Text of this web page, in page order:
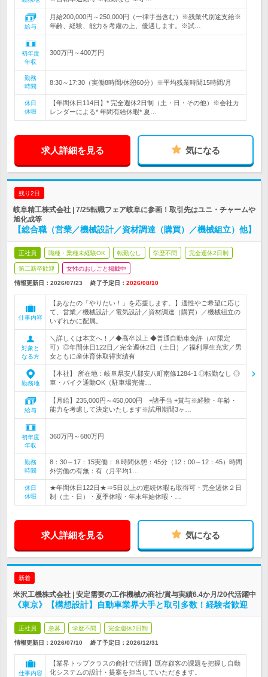
給与
月給200,000円～250,000円（一律手当含む）※残業代別途支給※
年齢、経験、能力を考慮の上、優遇します。※試…
初年度
年収
300万円～400万円
勤務
時間
8:30～17:30（実働8時間/休憩60分）※平均残業時間15時間/月
休日
休暇
【年間休日114日】* 完全週休2日制（土・日・その他）※会社カ
レンダーによる* 年間有給休暇* 夏…
求人詳細を見る 気になる
残り2日
岐阜精工株式会社 | 7/25転職フェア岐阜に参画！取引先はユニ・チャームや
旭化成等
【総合職（営業／機械設計／資材調達（購買）／機械組立）他】
正社員 職種・業種未経験OK 転勤なし 学歴不問 完全週休2日制
第二新卒歓迎 女性のおしごと掲載中
情報更新日：2026/07/23 終了予定日： 2026/08/10
仕事内容
【あなたの「やりたい！」を応援します。】適性やご希望に応じ
て、営業／機械設計／電気設計／資材調達（購買）／機械組立の
いずれかに配属。
対象と
なる方
＼詳しくは本文へ！／◆高卒以上 ◆普通自動車免許（AT限定
可）◎年間休日122日／完全週休2日（土日）／福利厚生充実／男
女ともに産休育休取得実績有
勤務地
【本社】 所在地：岐阜県安八郡安八町南條1284-1 ◎転勤なし ◎
車・バイク通勤OK（駐車場完備…
給与
【月給】235,000円～450,000円 +諸手当 +賞与※経験・年齢・
能力を考慮して決定いたします※試用期間3ヶ…
初年度
年収
360万円～680万円
勤務
時間
8：30～17：15実働：８時間休憩：45分（12：00～12：45）時間
外労働の有無：有（月平均1…
休日
休暇
★年間休日122日★⇒5日以上の連続休暇も取得可・完全週休２日
制（土・日）・夏季休暇・年末年始休暇・…
求人詳細を見る 気になる
新着
米沢工機株式会社 | 安定需要の工作機械の商社/賞与実績6.4か月/20代活躍中
《東京》【構想設計】自動車業界大手と取引多数！経験者歓迎
正社員 急募 学歴不問 完全週休2日制
情報更新日：2026/07/10 終了予定日： 2026/12/31
仕事内容
【業界トップクラスの商社で活躍】既存顧客の課題を把握し自動
化システムの設計・提案を担当していただきます。